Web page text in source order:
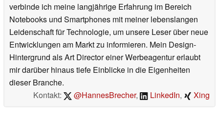
verbinde ich meine langjährige Erfahrung im Bereich
Notebooks und Smartphones mit meiner lebenslangen
Leidenschaft für Technologie, um unsere Leser über neue
Entwicklungen am Markt zu informieren. Mein Design-
Hintergrund als Art Director einer Werbeagentur erlaubt
mir darüber hinaus tiefe Einblicke in die Eigenheiten
dieser Branche.
Kontakt:
@HannesBrecher, LinkedIn, Xing